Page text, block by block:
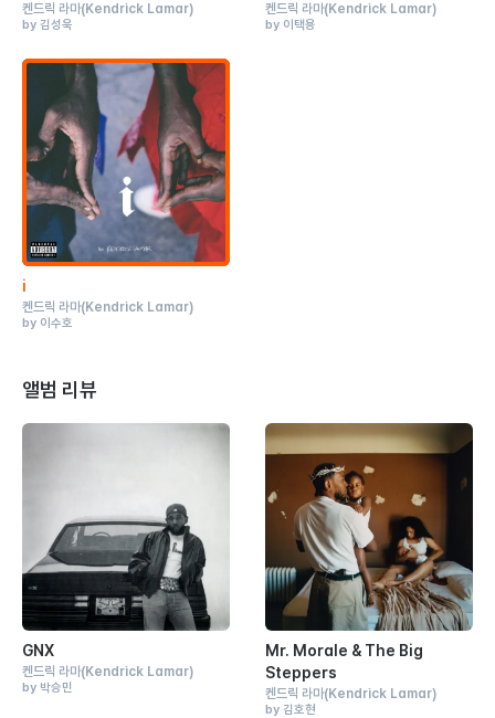
켄드릭 라마(Kendrick Lamar)
by 김성욱
켄드릭 라마(Kendrick Lamar)
by 이택용
ⅰ
켄드릭 라마(Kendrick Lamar)
by 이수호
앨범 리뷰
GNX
켄드릭 라마(Kendrick Lamar)
by 박승민
Mr. Morale & The Big
Steppers
켄드릭 라마(Kendrick Lamar)
by 김호현